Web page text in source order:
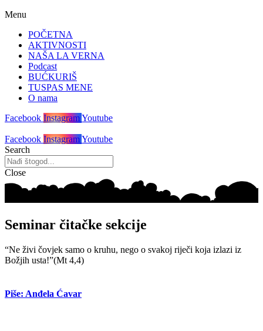
Menu
POČETNA
AKTIVNOSTI
NAŠA LA VERNA
Podcast
BUĆKURIŠ
TUSPAS MENE
O nama
Facebook InstagramYoutube
Facebook InstagramYoutube
Search
Close
Seminar čitačke sekcije
“Ne živi čovjek samo o kruhu, nego o svakoj riječi koja izlazi iz
Božjih usta!”(Mt 4,4)
Piše: Anđela Ćavar